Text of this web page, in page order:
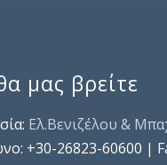
μας βρείτε
Ελ.Βενιζέλου &
+30-26823-60600 |